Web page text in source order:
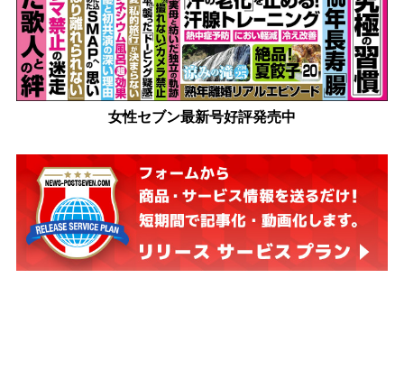
女性セブン最新号好評発売中